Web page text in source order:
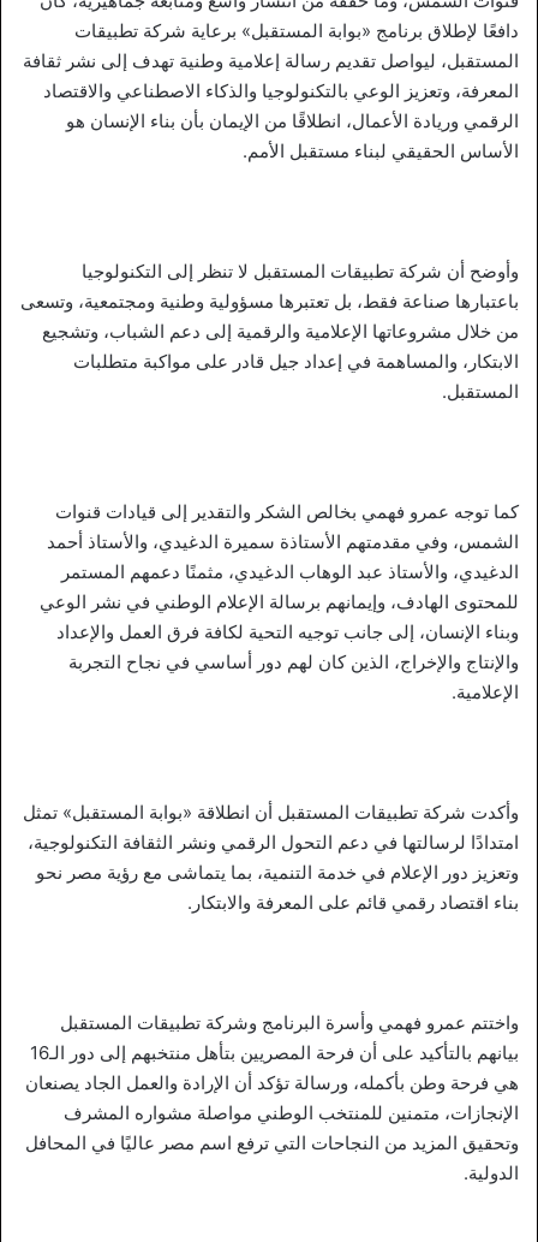
دافعًا لإطلاق برنامج «بوابة المستقبل» برعاية شركة تطبيقات
المستقبل، ليواصل تقديم رسالة إعلامية وطنية تهدف إلى نشر ثقافة
المعرفة، وتعزيز الوعي بالتكنولوجيا والذكاء الاصطناعي والاقتصاد
الرقمي وريادة الأعمال، انطلاقًا من الإيمان بأن بناء الإنسان هو
الأساس الحقيقي لبناء مستقبل الأمم.
وأوضح أن شركة تطبيقات المستقبل لا تنظر إلى التكنولوجيا
باعتبارها صناعة فقط، بل تعتبرها مسؤولية وطنية ومجتمعية، وتسعى
من خلال مشروعاتها الإعلامية والرقمية إلى دعم الشباب، وتشجيع
الابتكار، والمساهمة في إعداد جيل قادر على مواكبة متطلبات
المستقبل.
كما توجه عمرو فهمي بخالص الشكر والتقدير إلى قيادات قنوات
الشمس، وفي مقدمتهم الأستاذة سميرة الدغيدي، والأستاذ أحمد
الدغيدي، والأستاذ عبد الوهاب الدغيدي، مثمنًا دعمهم المستمر
للمحتوى الهادف، وإيمانهم برسالة الإعلام الوطني في نشر الوعي
وبناء الإنسان، إلى جانب توجيه التحية لكافة فرق العمل والإعداد
والإنتاج والإخراج، الذين كان لهم دور أساسي في نجاح التجربة
الإعلامية.
وأكدت شركة تطبيقات المستقبل أن انطلاقة «بوابة المستقبل» تمثل
امتدادًا لرسالتها في دعم التحول الرقمي ونشر الثقافة التكنولوجية،
وتعزيز دور الإعلام في خدمة التنمية، بما يتماشى مع رؤية مصر نحو
بناء اقتصاد رقمي قائم على المعرفة والابتكار.
واختتم عمرو فهمي وأسرة البرنامج وشركة تطبيقات المستقبل
بيانهم بالتأكيد على أن فرحة المصريين بتأهل منتخبهم إلى دور الـ16
هي فرحة وطن بأكمله، ورسالة تؤكد أن الإرادة والعمل الجاد يصنعان
الإنجازات، متمنين للمنتخب الوطني مواصلة مشواره المشرف
وتحقيق المزيد من النجاحات التي ترفع اسم مصر عاليًا في المحافل
الدولية.